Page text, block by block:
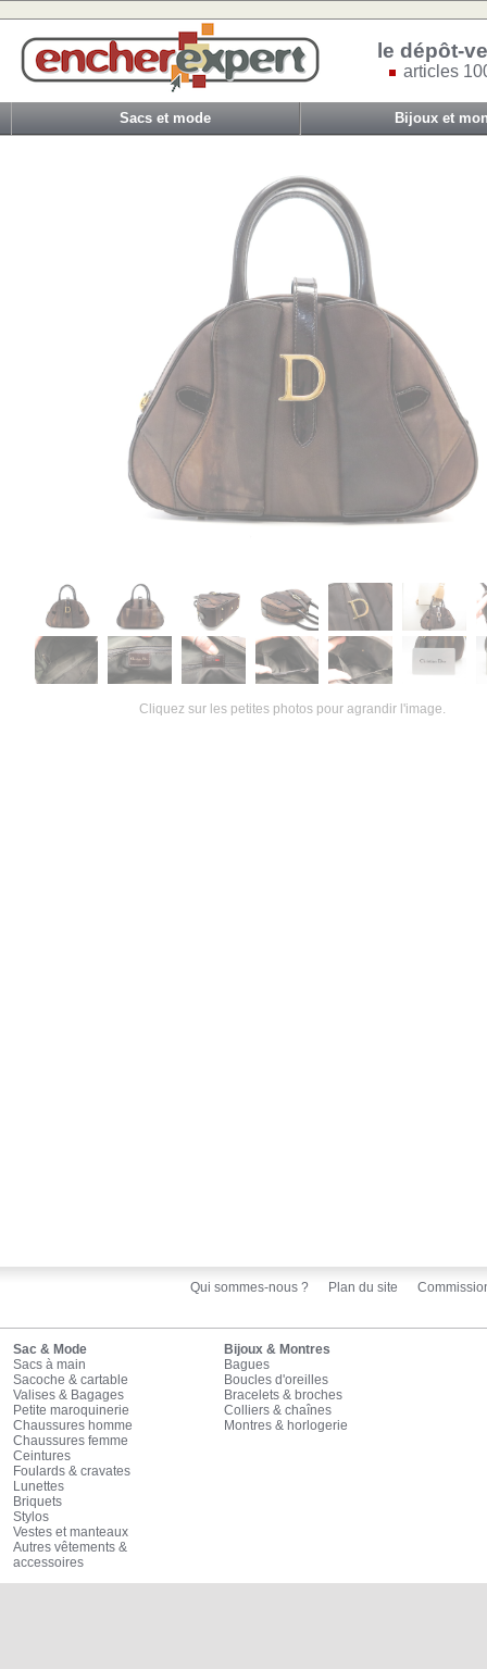
le dépôt-
articles
Sacs et mode Bijoux et
Cliquez sur les petites photos pour agrandir l'image.
Qui sommes-nous ? Plan du site
Sac & Mode
Sacs à main
Sacoche & cartable
Valises & Bagages
Petite maroquinerie
Chaussures homme
Chaussures femme
Ceintures
Foulards & cravates
Lunettes
Briquets
Stylos
Vestes et manteaux
Autres vêtements &
accessoires
Bijoux & Montres
Bagues
Boucles d'oreilles
Bracelets & broches
Colliers & chaînes
Montres & horlogerie